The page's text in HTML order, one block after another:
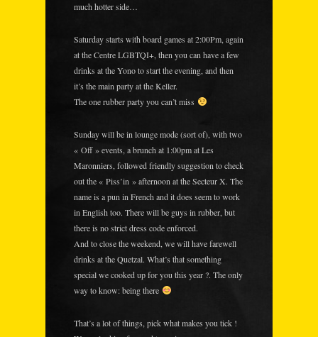
much hotter side…
Saturday starts with board games at 2:00Pm, again
at the Centre LGBTQI+, then you can have a few
drinks at the Yono to start the evening, and then
it’s the main party at the Keller.
The one rubber party you can’t miss
Sunday will be in lounge mode (sort of), with two
« Off » events, a brunch at 1:00pm at Les
Maronniers, followed friendly suggestion to check
out the « Piss’in » afternoon at the Secteur X. The
name is a pun in French and it does seem to work
in English too. There will be guys in rubber, but
there is no strict dress code enforced.
And to close the weekend, we will have farewell
drinks at the Quetzal. What’s that something
special we cooked up for you this year ?. The only
way to know: being there
That’s a lot of things, pick what makes you tick !